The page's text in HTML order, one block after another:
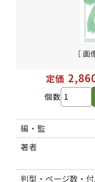
［
定価
個数
編・監
著者
判型・ページ数・